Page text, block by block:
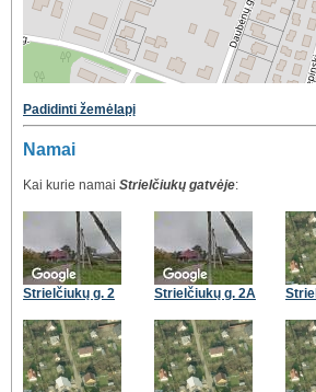
Padidinti žemėlapį
Namai
Kai kurie namai Strielčiukų gatvėje:
Strielčiukų g. 2 Strielčiukų g. 2A